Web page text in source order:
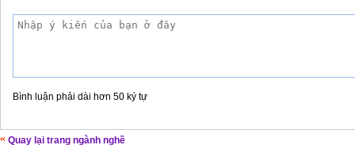
Bình luận phải dài hơn 50 ký tự
Quay lại trang ngành nghề